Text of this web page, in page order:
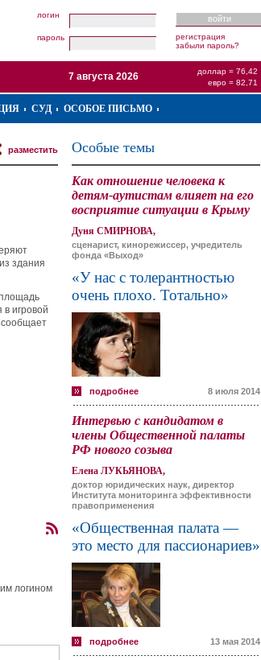
логин
пароль
регистрация
забыли пароль?
доллар = 76,42
евро = 82,71
7 августа 2026
СУД ОСОБОЕ ПИСЬМО
разместить
здания
игровой
сообщает
логином
Особые темы
Как отношение человека к
детям-аутистам влияет на его
восприятие ситуации в Крыму
Дуня СМИРНОВА,
сценарист, кинорежиссер, учредитель
фонда «Выход»
«У нас с толерантностью
очень плохо. Тотально»
подробнее 8 июля 2014
Интервью с кандидатом в
члены Общественной палаты
РФ нового созыва
Елена ЛУКЬЯНОВА,
доктор юридических наук, директор
Института мониторинга эффективности
правоприменения
«Общественная палата —
это место для пассионариев»
подробнее 13 мая 2014